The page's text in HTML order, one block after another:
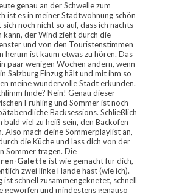
genau an der Schwelle zum
ist es in meiner Stadtwohnung schön
sich noch nicht so auf, dass ich nachts
kann, der Wind zieht durch die
und von den Touristenstimmen
herum ist kaum etwas zu hören. Das
paar wenigen Wochen ändern, wenn
Salzburg Einzug hält und mit ihm so
meine wundervolle Stadt erkunden.
finde? Nein! Genau dieser
Frühling und Sommer ist noch
Backsessions. Schließlich
bald viel zu heiß sein, den Backofen
Also mach deine Sommerplaylist an,
die Küche und lass dich von der
Sommer tragen. Die
Galette ist wie gemacht für dich,
zwei linke Hände hast (wie ich).
schnell zusammengeknetet, schnell
geworfen und mindestens genauso